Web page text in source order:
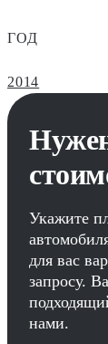
ГОД
2014
Укажите
для вас
запросу.
нами.